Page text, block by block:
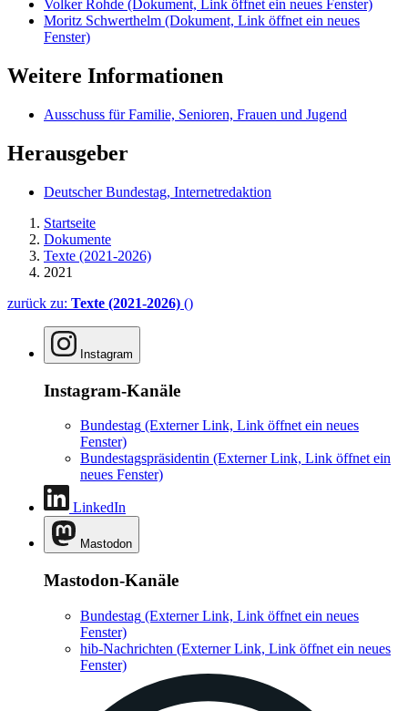
Volker Rohde (Dokument, Link öffnet ein neues Fenster)
Moritz Schwerthelm (Dokument, Link öffnet ein neues
Fenster)
Weitere Informationen
Ausschuss für Familie, Senioren, Frauen und Jugend
Herausgeber
Deutscher Bundestag, Internetredaktion
Startseite
Dokumente
Texte (2021-2026)
2021
zurück zu: Texte (2021-2026) ()
Instagram
Instagram-Kanäle
Bundestag (Externer Link, Link öffnet ein neues
Fenster)
Bundestagspräsidentin (Externer Link, Link öffnet ein
neues Fenster)
LinkedIn
Mastodon
Mastodon-Kanäle
Bundestag (Externer Link, Link öffnet ein neues
Fenster)
hib-Nachrichten (Externer Link, Link öffnet ein neues
Fenster)